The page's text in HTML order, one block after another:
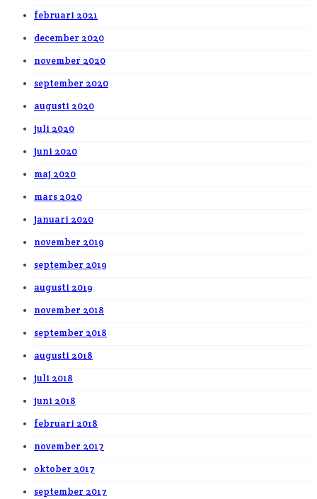
februari 2021
december 2020
november 2020
september 2020
augusti 2020
juli 2020
juni 2020
maj 2020
mars 2020
januari 2020
november 2019
september 2019
augusti 2019
november 2018
september 2018
augusti 2018
juli 2018
juni 2018
februari 2018
november 2017
oktober 2017
september 2017